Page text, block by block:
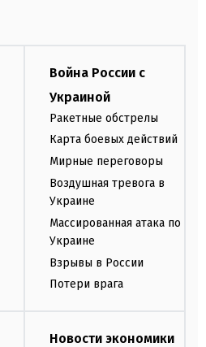
Война России с
Украиной
Ракетные обстрелы
Карта боевых действий
Мирные переговоры
Воздушная тревога в
Украине
Массированная атака по
Украине
Взрывы в России
Потери врага
Новости экономики